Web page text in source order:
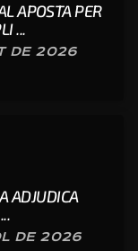
APOSTA PER
...
DE 2026
ADJUDICA
DE 2026